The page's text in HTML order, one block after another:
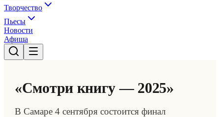
Творчество
Пьесы
Новости
Афиша
«Смотри книгу — 2025»
В Самаре 4 сентября состоится финал